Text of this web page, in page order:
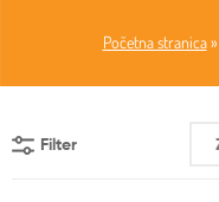
Početna stranica»
Filter